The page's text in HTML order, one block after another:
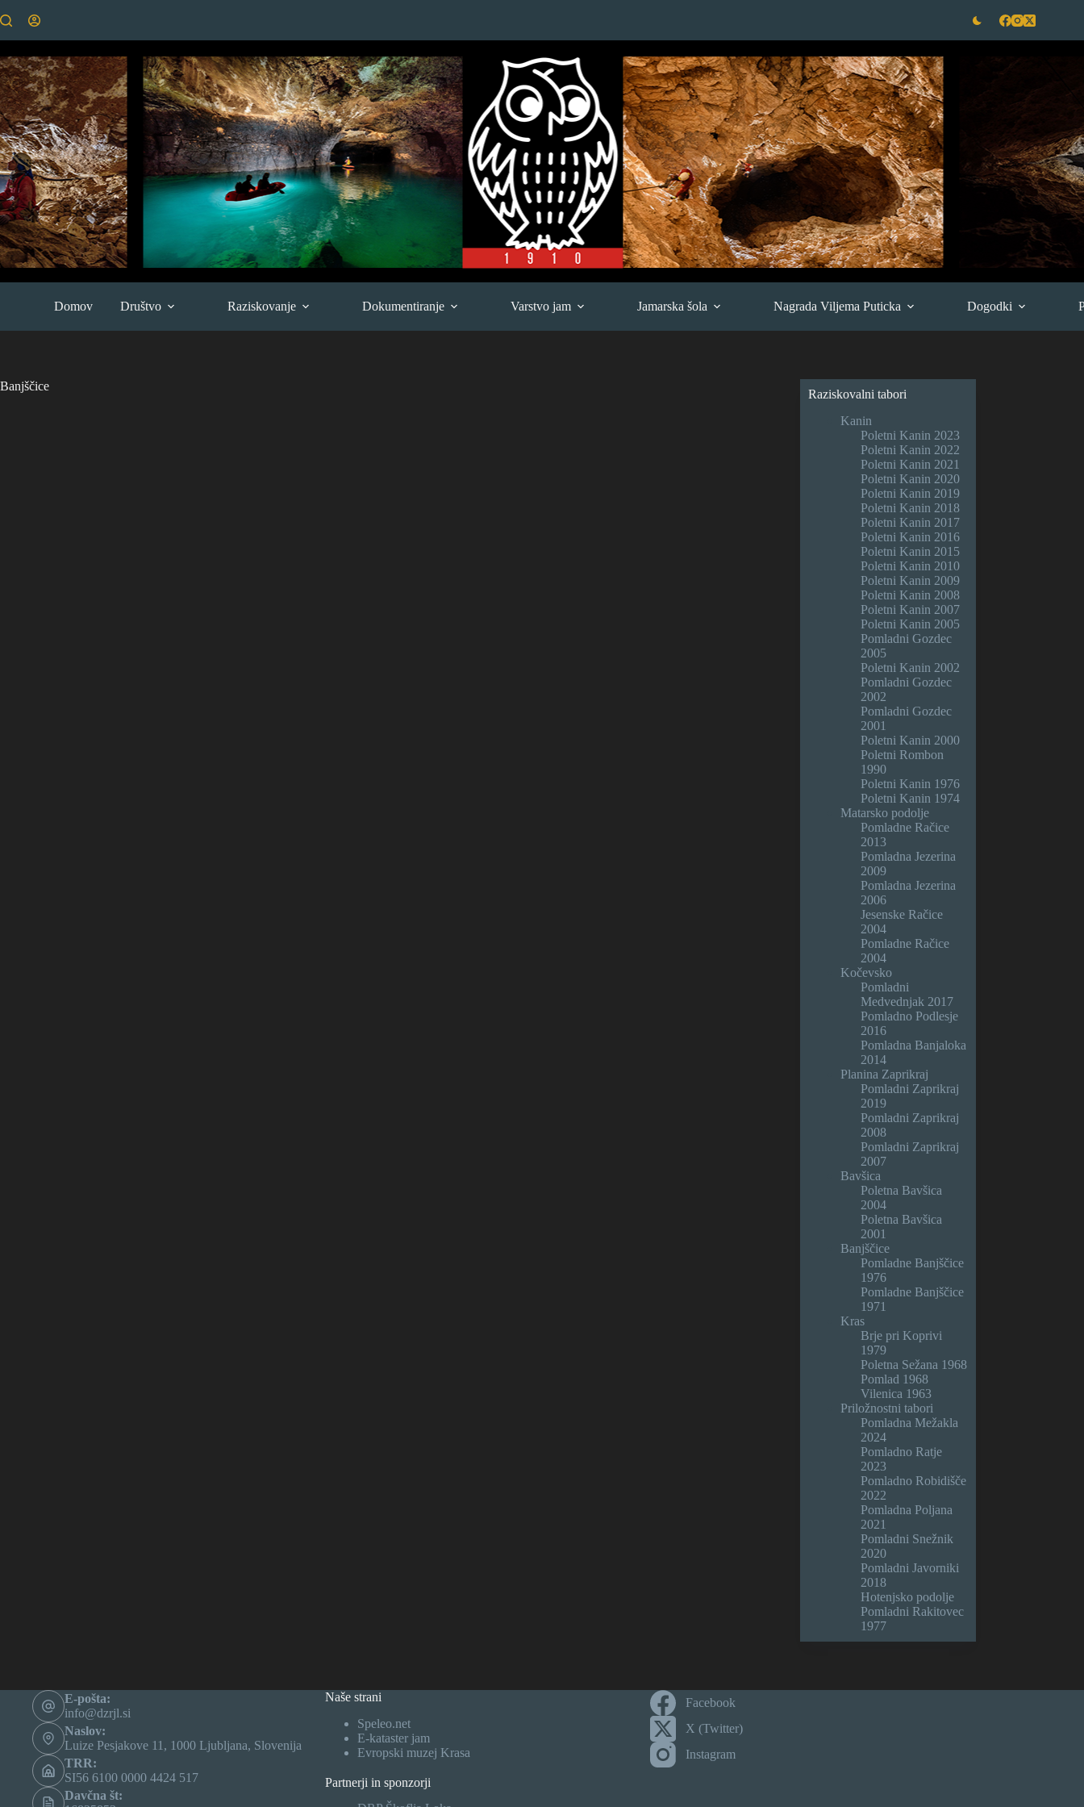
to
Domov Društvo Raziskovanje Dokumentiranje Varstvo jam Jamarska šola Nagrada Viljema Puticka Dogodki
Banjščice
Raziskovalni tabori
Kanin
Poletni Kanin 2023
Poletni Kanin 2022
Poletni Kanin 2021
Poletni Kanin 2020
Poletni Kanin 2019
Poletni Kanin 2018
Poletni Kanin 2017
Poletni Kanin 2016
Poletni Kanin 2015
Poletni Kanin 2010
Poletni Kanin 2009
Poletni Kanin 2008
Poletni Kanin 2007
Poletni Kanin 2005
Pomladni Gozdec
2005
Poletni Kanin 2002
Pomladni Gozdec
2002
Pomladni Gozdec
2001
Poletni Kanin 2000
Poletni Rombon
1990
Poletni Kanin 1976
Poletni Kanin 1974
Matarsko podolje
Pomladne Račice
2013
Pomladna Jezerina
2009
Pomladna Jezerina
2006
Jesenske Račice
2004
Pomladne Račice
2004
Kočevsko
Pomladni
Medvednjak 2017
Pomladno Podlesje
2016
Pomladna Banjaloka
2014
Planina Zaprikraj
Pomladni Zaprikraj
2019
Pomladni Zaprikraj
2008
Pomladni Zaprikraj
2007
Bavšica
Poletna Bavšica
2004
Poletna Bavšica
2001
Banjščice
Pomladne Banjščice
1976
Pomladne Banjščice
1971
Kras
Brje pri Koprivi
1979
Poletna Sežana 1968
Pomlad 1968
Vilenica 1963
Priložnostni tabori
Pomladna Mežakla
2024
Pomladno Ratje
2023
Pomladno Robidišče
2022
Pomladna Poljana
2021
Pomladni Snežnik
2020
Pomladni Javorniki
2018
Hotenjsko podolje
Pomladni Rakitovec
1977
E-pošta:
info@dzrjl.si
Naslov:
Luize Pesjakove 11, 1000 Ljubljana, Slovenija
TRR:
SI56 6100 0000 4424 517
Davčna št:
Naše strani
Speleo.net
E-kataster jam
Evropski muzej Krasa
Partnerji in sponzorji
Facebook
X (Twitter)
Instagram